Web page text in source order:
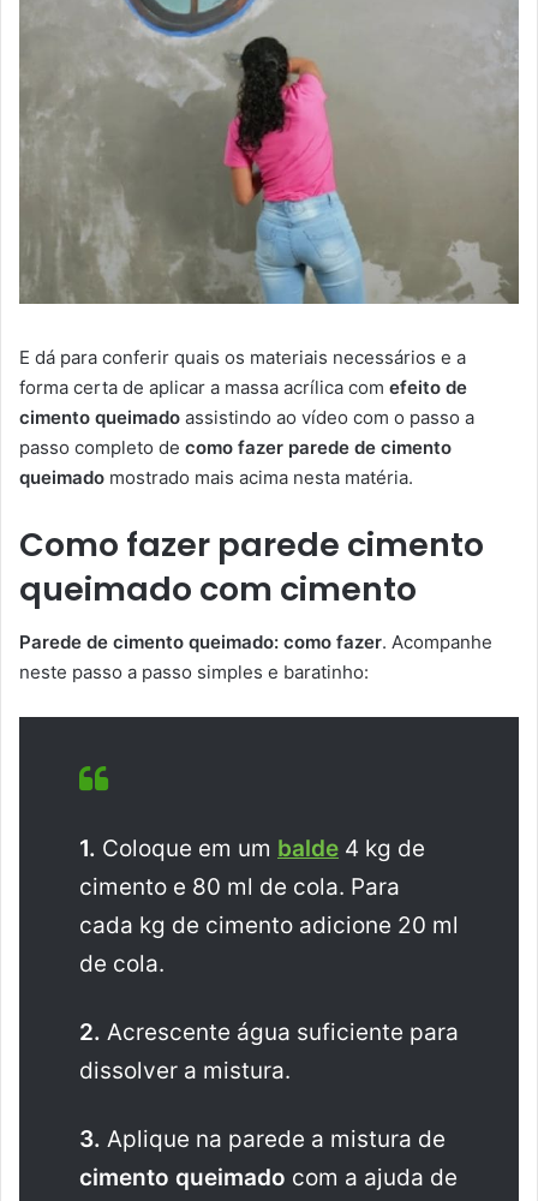
E dá para conferir quais os materiais necessários e a
forma certa de aplicar a massa acrílica com efeito de
cimento queimado assistindo ao vídeo com o passo a
passo completo de como fazer parede de cimento
queimado mostrado mais acima nesta matéria.
Como fazer parede cimento
queimado com cimento
Parede de cimento queimado: como fazer. Acompanhe
neste passo a passo simples e baratinho:
1. Coloque em um balde 4 kg de
cimento e 80 ml de cola. Para
cada kg de cimento adicione 20 ml
de cola.
2. Acrescente água suficiente para
dissolver a mistura.
3. Aplique na parede a mistura de
cimento queimado com a ajuda de